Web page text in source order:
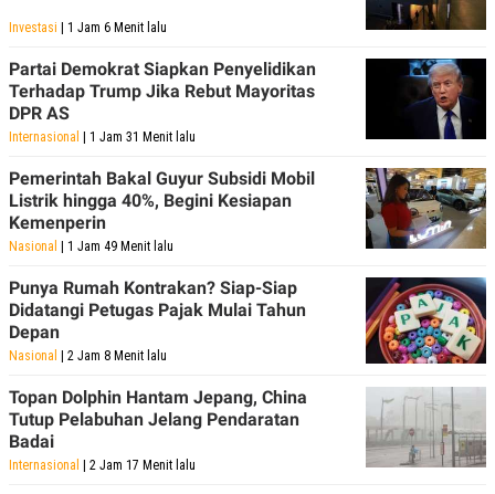
Investasi | 1 Jam 6 Menit lalu
Partai Demokrat Siapkan Penyelidikan
Terhadap Trump Jika Rebut Mayoritas
DPR AS
Internasional | 1 Jam 31 Menit lalu
Pemerintah Bakal Guyur Subsidi Mobil
Listrik hingga 40%, Begini Kesiapan
Kemenperin
Nasional | 1 Jam 49 Menit lalu
Punya Rumah Kontrakan? Siap-Siap
Didatangi Petugas Pajak Mulai Tahun
Depan
Nasional | 2 Jam 8 Menit lalu
Topan Dolphin Hantam Jepang, China
Tutup Pelabuhan Jelang Pendaratan
Badai
Internasional | 2 Jam 17 Menit lalu